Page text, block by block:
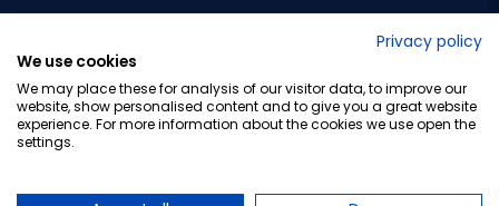
Privacy policy
We use cookies
We may place these for analysis of our visitor data, to improve our
website, show personalised content and to give you a great website
experience. For more information about the cookies we use open the
settings.